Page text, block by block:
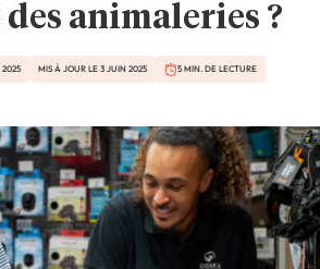
animaleries ?
2025 MIS À JOUR LE 3 JUIN 2025 5 MIN. DE LECTURE